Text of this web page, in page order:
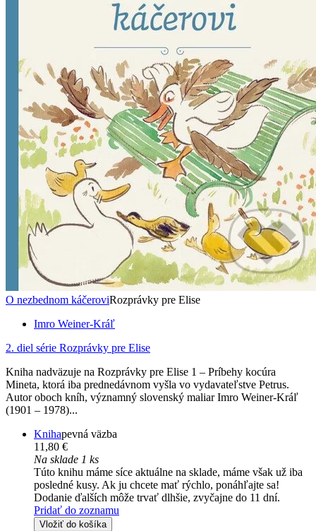
O nezbednom káčeroviRozprávky pre Elise
Imro Weiner-Kráľ
2. diel série Rozprávky pre Elise
Kniha nadväzuje na Rozprávky pre Elise 1 – Príbehy kocúra
Mineta, ktorá iba prednedávnom vyšla vo vydavateľstve Petrus.
Autor oboch kníh, významný slovenský maliar Imro Weiner-Kráľ
(1901 – 1978)...
Knihapevná väzba
11,80 €
Na sklade 1 ks
Túto knihu máme síce aktuálne na sklade, máme však už iba
posledné kusy. Ak ju chcete mať rýchlo, ponáhľajte sa!
Dodanie ďalších môže trvať dlhšie, zvyčajne do 11 dní.
Pridať do zoznamu
Vložiť do košíka